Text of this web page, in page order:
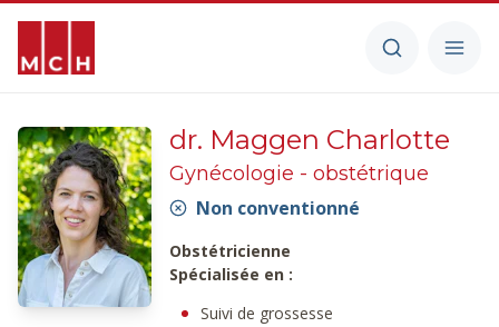
dr. Maggen Charlotte
Gynécologie - obstétrique
Non conventionné
Obstétricienne
Spécialisée en :
Suivi de grossesse